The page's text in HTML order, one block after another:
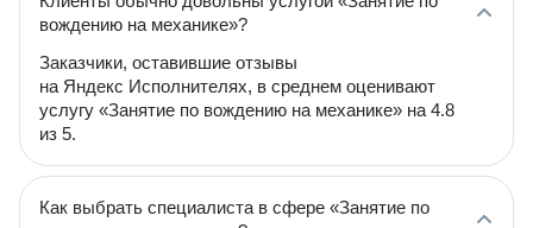
вождению на механике»?
Заказчики, оставившие отзывы
на Яндекс Исполнителях, в среднем оценивают
услугу «Занятие по вождению на механике» на 4.8
из 5.
Как выбрать специалиста в сфере «Занятие по